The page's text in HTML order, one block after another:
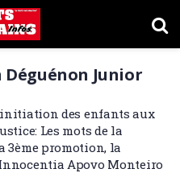
Junior
des enfants aux
Les mots de la
3ème promotion, la
Apovo Monteiro